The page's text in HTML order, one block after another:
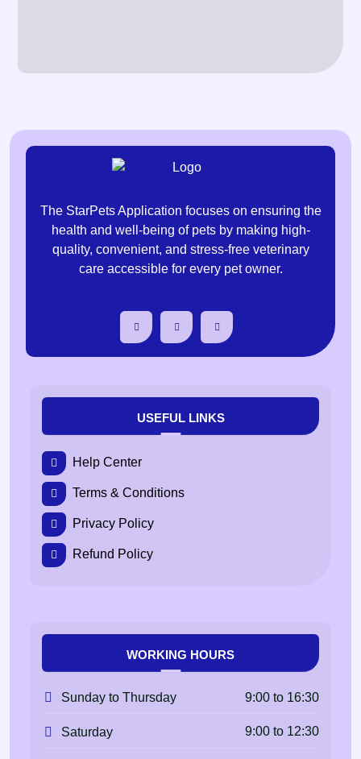
The StarPets Application focuses on ensuring the
health and well-being of pets by making high-
quality, convenient, and stress-free veterinary
care accessible for every pet owner.
USEFUL LINKS
Help Center
Terms & Conditions
Privacy Policy
Refund Policy
WORKING HOURS
Sunday to Thursday 9:00 to 16:30
Saturday 9:00 to 12:30